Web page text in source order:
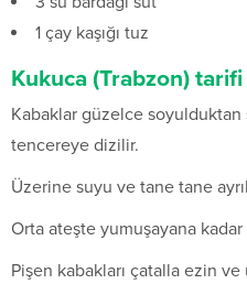
1 çay kaşığı tuz
Kukuca (Trabzon) tarifi
Kabaklar güzelce
tencereye dizilir.
Üzerine suyu ve tane tane
Orta ateşte yumuşayana kadar
Pişen kabakları çatalla ezin